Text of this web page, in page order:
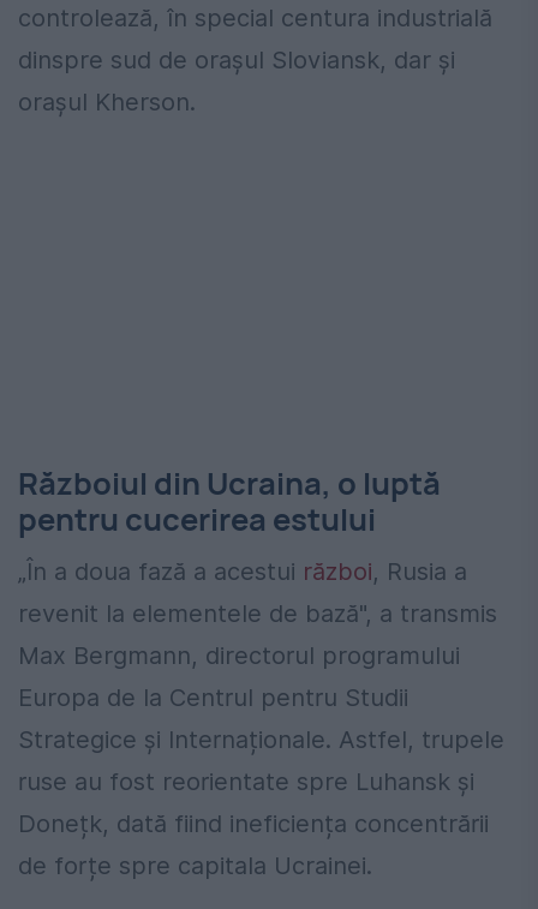
controlează, în special centura industrială
dinspre sud de orașul Sloviansk, dar și
orașul Kherson.
Războiul din Ucraina, o luptă
pentru cucerirea estului
„În a doua fază a acestui război, Rusia a
revenit la elementele de bază", a transmis
Max Bergmann, directorul programului
Europa de la Centrul pentru Studii
Strategice și Internaționale. Astfel, trupele
ruse au fost reorientate spre Luhansk și
Donețk, dată fiind ineficiența concentrării
de forțe spre capitala Ucrainei.